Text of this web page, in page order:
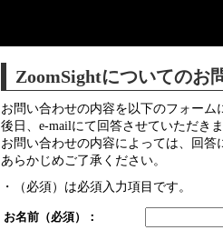
ZoomSightについてのお
お問い合わせの内容を以下のフォー
後日、e-mailにて回答させていただき
お問い合わせの内容によっては、回
あらかじめご了承ください。
・（必須）は必須入力項目です。
お名前（必須）：